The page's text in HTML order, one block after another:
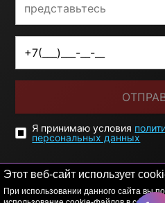
Этот веб-сайт использует
При использовании данного сайта вы
Я принимаю условия
персональных данных